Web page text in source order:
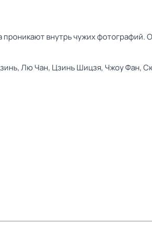
проникают внутрь чужих
Лю Чан, Цзинь Шицзя, Чжоу Фан,